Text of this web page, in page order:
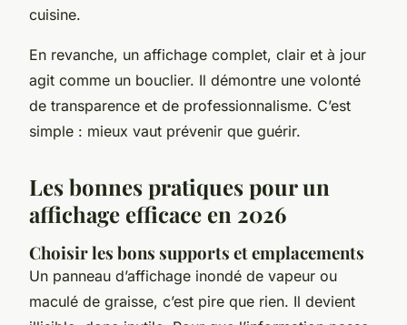
cuisine.
En revanche, un affichage complet, clair et à jour
agit comme un bouclier. Il démontre une volonté
de transparence et de professionnalisme. C’est
simple : mieux vaut prévenir que guérir.
Les bonnes pratiques pour un
affichage efficace en 2026
Choisir les bons supports et emplacements
Un panneau d’affichage inondé de vapeur ou
maculé de graisse, c’est pire que rien. Il devient